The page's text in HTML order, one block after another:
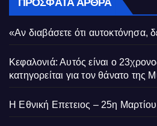
«Αν διαβάσετε ότι αυτοκτόνησα,
Κεφαλονιά: Αυτός είναι ο
κατηγορείται για τον θάνατο της
Η Εθνική Επετειος – 25η